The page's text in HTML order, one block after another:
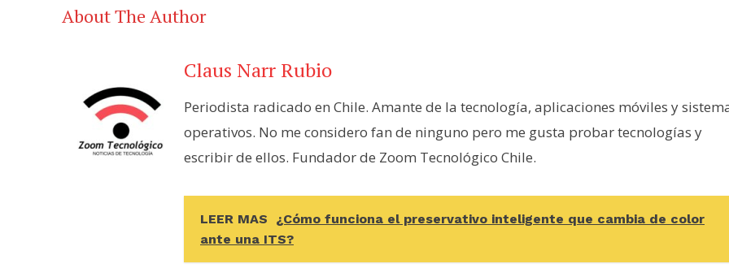
About The Author
Claus Narr Rubio
Periodista radicado en Chile. Amante de la tecnología, aplicaciones móviles y
operativos. No me considero fan de ninguno pero me gusta probar tecnologías y
escribir de ellos. Fundador de Zoom Tecnológico Chile.
LEER MAS
¿Cómo funciona el preservativo inteligente que cambia de color
ante una ITS?